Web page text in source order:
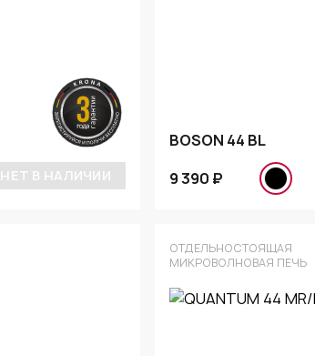
НЕТ В НАЛИЧИИ
BOSON 44 BL
9 390 ₽
ОТДЕЛЬНОСТОЯЩАЯ
МИКРОВОЛНОВАЯ ПЕЧЬ